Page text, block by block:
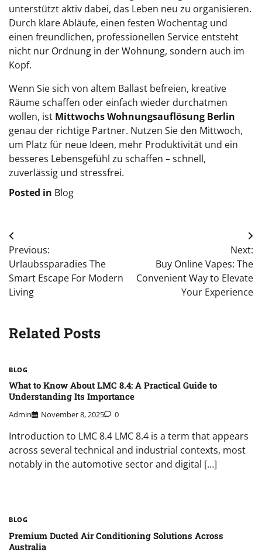
unterstützt aktiv dabei, das Leben neu zu organisieren.
Durch klare Abläufe, einen festen Wochentag und
einen freundlichen, professionellen Service entsteht
nicht nur Ordnung in der Wohnung, sondern auch im
Kopf.
Wenn Sie sich von altem Ballast befreien, kreative
Räume schaffen oder einfach wieder durchatmen
wollen, ist Mittwochs Wohnungsauflösung Berlin
genau der richtige Partner. Nutzen Sie den Mittwoch,
um Platz für neue Ideen, mehr Produktivität und ein
besseres Lebensgefühl zu schaffen – schnell,
zuverlässig und stressfrei.
Posted in Blog
Post
navigation
Previous:
Urlaubssparadies The
Smart Escape For Modern
Living
Next:
Buy Online Vapes: The
Convenient Way to Elevate
Your Experience
Related Posts
BLOG
What to Know About LMC 8.4: A Practical Guide to
Understanding Its Importance
Admin November 8, 2025 0
Introduction to LMC 8.4 LMC 8.4 is a term that appears
across several technical and industrial contexts, most
notably in the automotive sector and digital […]
BLOG
Premium Ducted Air Conditioning Solutions Across
Australia